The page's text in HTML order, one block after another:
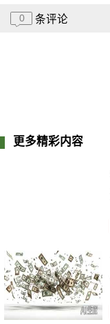
0 条评论
更多精彩内容